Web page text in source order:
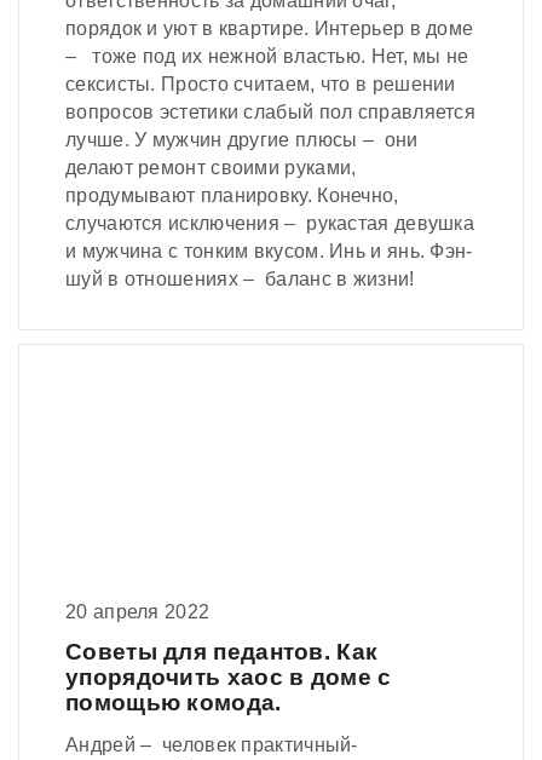
порядок и уют в квартире. Интерьер в доме
– тоже под их нежной властью. Нет, мы не
сексисты. Просто считаем, что в решении
вопросов эстетики слабый пол справляется
лучше. У мужчин другие плюсы – они
делают ремонт своими руками,
продумывают планировку. Конечно,
случаются исключения – рукастая девушка
и мужчина с тонким вкусом. Инь и янь. Фэн-
шуй в отношениях – баланс в жизни!
20 апреля 2022
Советы для педантов. Как
упорядочить хаос в доме с
помощью комода.
Андрей – человек практичный-